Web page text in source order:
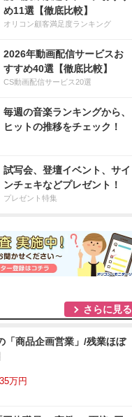
め11選【徹底比較】
オリコン顧客満足度ランキング
2026年動画配信サービスお
すすめ40選【徹底比較】
CS動画配信サービス20選
毎週の音楽ランキングから、
ヒットの推移をチェック！
試写会、登壇イベント、サイ
ンチェキなどプレゼント！
プレゼント特集
さらに見る
「商品企画営業」/残業ほぼ
万円